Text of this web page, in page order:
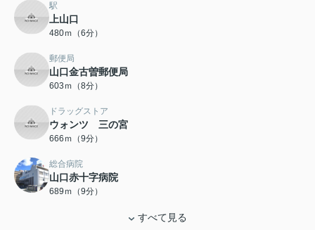
駅
上山口
480ｍ（6分）
郵便局
山口金古曽郵便局
603ｍ（8分）
ドラッグストア
ウォンツ 三の宮
666ｍ（9分）
総合病院
山口赤十字病院
689ｍ（9分）
すべて見る